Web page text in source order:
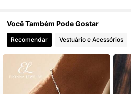
Você Também Pode Gostar
Recomendar Vestuário e Acessórios